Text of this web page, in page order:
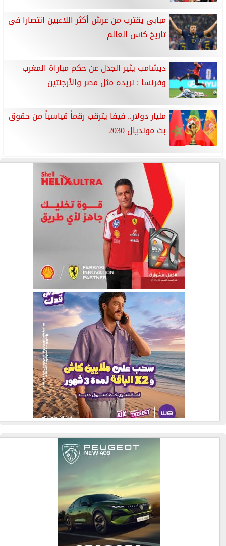
مبابى يقترب من عرش أكثر اللاعبين انتصارا فى
تاريخ كأس العالم
ديشامب يثير الجدل عن حكم مباراة المغرب
وفرنسا : نريده مثل مصر والأرجنتين
مليار دولار.. فيفا يترقب رقماً قياسياً من حقوق
بث مونديال 2030